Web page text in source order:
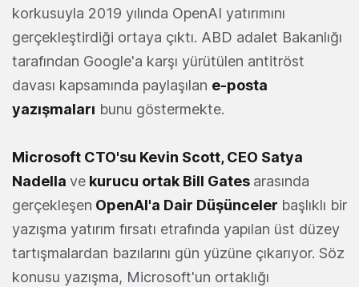
korkusuyla 2019 yılında OpenAI yatırımını
gerçekleştirdiği ortaya çıktı. ABD adalet Bakanlığı
tarafından Google'a karşı yürütülen antitröst
davası kapsamında paylaşılan e-posta
yazışmaları bunu göstermekte.
Microsoft CTO'su Kevin Scott, CEO Satya
Nadella ve kurucu ortak Bill Gates arasında
gerçekleşen OpenAI'a Dair Düşünceler başlıklı bir
yazışma yatırım fırsatı etrafında yapılan üst düzey
tartışmalardan bazılarını gün yüzüne çıkarıyor. Söz
konusu yazışma, Microsoft'un ortaklığı